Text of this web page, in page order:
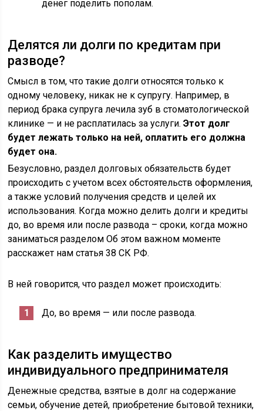
денег поделить пополам.
Делятся ли долги по кредитам при
разводе?
Смысл в том, что такие долги относятся только к
одному человеку, никак не к супругу. Например, в
период брака супруга лечила зуб в стоматологической
клинике — и не расплатилась за услуги.Этот долг
будет лежать только на ней, оплатить его должна
будет она.
Безусловно, раздел долговых обязательств будет
происходить с учетом всех обстоятельств оформления,
а также условий получения средств и целей их
использования. Когда можно делить долги и кредиты
до, во время или после развода – сроки, когда можно
заниматься разделом Об этом важном моменте
расскажет нам статья 38 СК РФ.
В ней говорится, что раздел может происходить:
До, во время — или после развода.
Как разделить имущество
индивидуального предпринимателя
Денежные средства, взятые в долг на содержание
семьи, обучение детей, приобретение бытовой техники,